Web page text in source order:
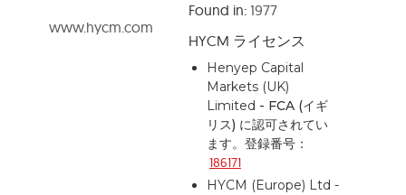
www.hycm.com
Found in:1977
HYCM ライセンス
Henyep Capital
Markets (UK)
Limited - FCA (イギ
リス) に認可されてい
ます。登録番号：
186171
HYCM (Europe) Ltd -